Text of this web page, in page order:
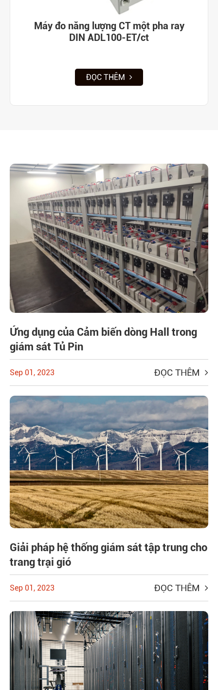
Máy đo năng lượng CT một pha ray
DIN ADL100-ET/ct
ĐỌC THÊM
Ứng dụng của Cảm biến dòng Hall trong
giám sát Tủ Pin
Sep 01, 2023 ĐỌC THÊM
Giải pháp hệ thống giám sát tập trung cho
trang trại gió
Sep 01, 2023 ĐỌC THÊM